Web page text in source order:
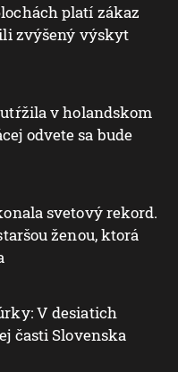
platí zákaz
zvýšený výskyt
utŕžila v holandskom
odvete sa bude
svetový rekord.
ženou, ktorá
V desiatich
časti Slovenska